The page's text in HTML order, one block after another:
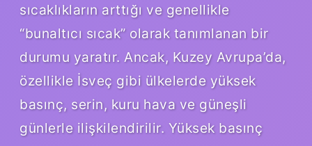
sıcaklıkların arttığı ve genellikle
“bunaltıcı sıcak” olarak tanımlanan bir
durumu yaratır. Ancak, Kuzey Avrupa’da,
özellikle İsveç gibi ülkelerde yüksek
basınç, serin, kuru hava ve güneşli
günlerle ilişkilendirilir. Yüksek basınç